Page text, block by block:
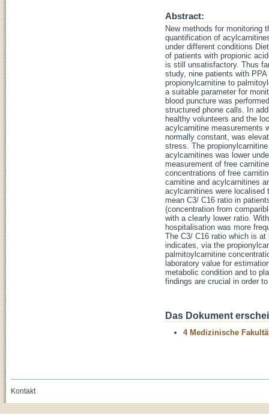
Abstract:
New methods for monitoring
quantification of
under different conditions
of patients with propionic
is still unsatisfactory. Thus
study, nine patients with
propionylcarnitine to
a suitable parameter for
blood puncture was
structured phone calls. In
healthy volunteers and the
acylcarnitine measurements
normally constant, was
stress. The
acylcarnitines was lower
measurement of free
concentrations of free
carnitine and acylcarnitines
acylcarnitines were localised
mean C3/ C16 ratio in
(concentration from
with a clearly lower ratio.
hospitalisation was more
The C3/ C16 ratio which is
indicates, via the
palmitoylcarnitine
laboratory value for
metabolic condition and to
findings are crucial in order
Das Dokument
4 Medizinische
Kontakt